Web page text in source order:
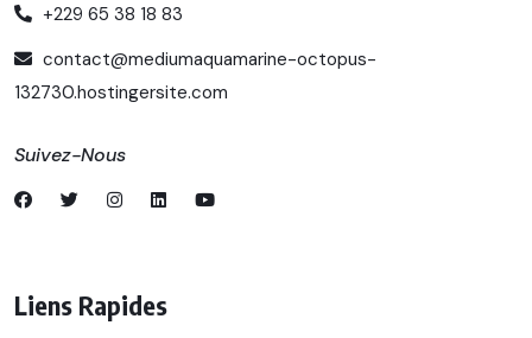
+229 65 38 18 83
contact@mediumaquamarine-octopus-
132730.hostingersite.com
Suivez-Nous
Liens Rapides